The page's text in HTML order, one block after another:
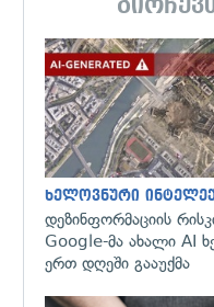
ხელოვნური
დეზინფორმაციის
Google-მა ახალი AI
ერთ დღეში გააუქმა